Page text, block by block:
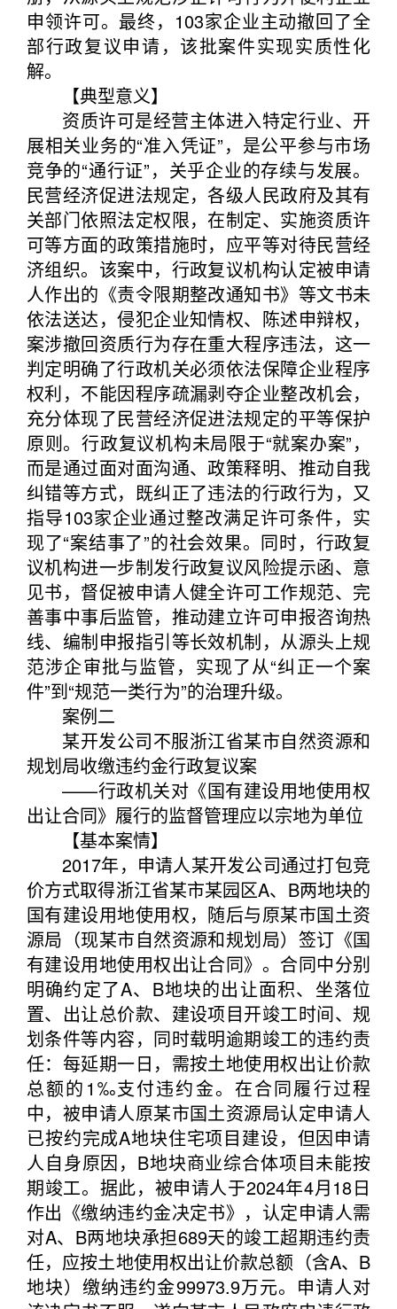
申领许可。最终，103家企业主动撤回了全
部行政复议申请，该批案件实现实质性化
解。
【典型意义】
资质许可是经营主体进入特定行业、开
展相关业务的“准入凭证”，是公平参与市场
竞争的“通行证”，关乎企业的存续与发展。
民营经济促进法规定，各级人民政府及其有
关部门依照法定权限，在制定、实施资质许
可等方面的政策措施时，应平等对待民营经
济组织。该案中，行政复议机构认定被申请
人作出的《责令限期整改通知书》等文书未
依法送达，侵犯企业知情权、陈述申辩权，
案涉撤回资质行为存在重大程序违法，这一
判定明确了行政机关必须依法保障企业程序
权利，不能因程序疏漏剥夺企业整改机会，
充分体现了民营经济促进法规定的平等保护
原则。行政复议机构未局限于“就案办案”，
而是通过面对面沟通、政策释明、推动自我
纠错等方式，既纠正了违法的行政行为，又
指导103家企业通过整改满足许可条件，实
现了“案结事了”的社会效果。同时，行政复
议机构进一步制发行政复议风险提示函、意
见书，督促被申请人健全许可工作规范、完
善事中事后监管，推动建立许可申报咨询热
线、编制申报指引等长效机制，从源头上规
范涉企审批与监管，实现了从“纠正一个案
件”到“规范一类行为”的治理升级。
案例二
某开发公司不服浙江省某市自然资源和
规划局收缴违约金行政复议案
——行政机关对《国有建设用地使用权
出让合同》履行的监督管理应以宗地为单位
【基本案情】
2017年，申请人某开发公司通过打包竞
价方式取得浙江省某市某园区A、B两地块的
国有建设用地使用权，随后与原某市国土资
源局（现某市自然资源和规划局）签订《国
有建设用地使用权出让合同》。合同中分别
明确约定了A、B地块的出让面积、坐落位
置、出让总价款、建设项目开竣工时间、规
划条件等内容，同时载明逾期竣工的违约责
任：每延期一日，需按土地使用权出让价款
总额的1‰支付违约金。在合同履行过程
中，被申请人原某市国土资源局认定申请人
已按约完成A地块住宅项目建设，但因申请
人自身原因，B地块商业综合体项目未能按
期竣工。据此，被申请人于2024年4月18日
作出《缴纳违约金决定书》，认定申请人需
对A、B两地块承担689天的竣工超期违约责
任，应按土地使用权出让价款总额（含A、B
地块）缴纳违约金99973.9万元。申请人对